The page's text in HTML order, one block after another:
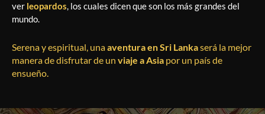
ver leopardos, los cuales dicen que son los más grandes del
mundo.
Serena y espiritual, unaaventura en Sri Lankaserá la mejor
manera de disfrutar de un viaje a Asia por un país de
ensueño.